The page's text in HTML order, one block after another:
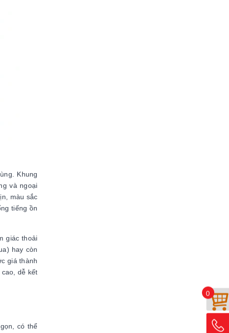
Khung
và ngoại
màu sắc
tiếng ồn
giác thoải
hay còn
giá thành
dễ kết
có thể
0